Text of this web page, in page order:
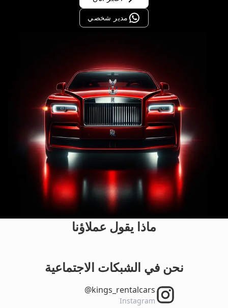
مدير شخصي
ماذا يقول عملاؤنا
نحن في الشبكات الاجتماعية
‎@kings_rentalcars
Instagram